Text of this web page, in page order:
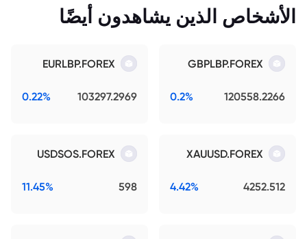
الأشخاص الذين يشاهدون أيضًا
GBPLBP.FOREX
120558.2266
0.2%
EURLBP.FOREX
103297.2969
0.22%
XAUUSD.FOREX
4252.512
4.42%
USDSOS.FOREX
598
11.45%